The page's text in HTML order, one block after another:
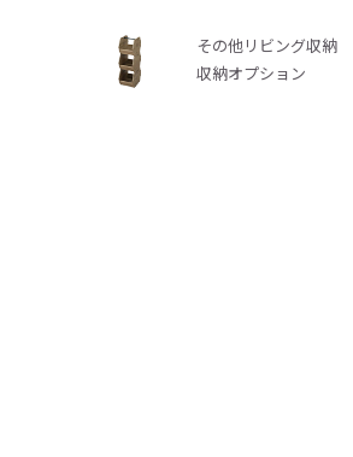
その他リビング収納
収納オプション